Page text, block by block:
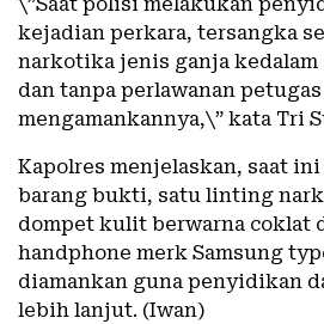
\”Saat polisi melakukan
kejadian perkara, tersangka
narkotika jenis ganja
dan tanpa perlawanan
mengamankannya,\” kata Tri
Kapolres menjelaskan, saat
barang bukti, satu linting
dompet kulit berwarna coklat
handphone merk Samsung
diamankan guna penyidikan
lebih lanjut. (Iwan)